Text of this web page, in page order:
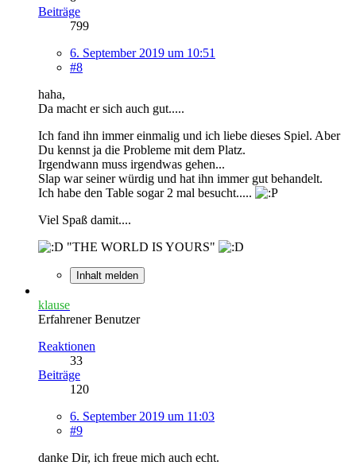
Beiträge
799
6. September 2019 um 10:51
#8
haha,
Da macht er sich auch gut.....
Ich fand ihn immer einmalig und ich liebe dieses Spiel. Aber
Du kennst ja die Probleme mit dem Platz.
Irgendwann muss irgendwas gehen...
Slap war seiner würdig und hat ihn immer gut behandelt.
Ich habe den Table sogar 2 mal besucht.....
Viel Spaß damit....
"THE WORLD IS YOURS"
Inhalt melden
klause
Erfahrener Benutzer
Reaktionen
33
Beiträge
120
6. September 2019 um 11:03
#9
danke Dir, ich freue mich auch echt.